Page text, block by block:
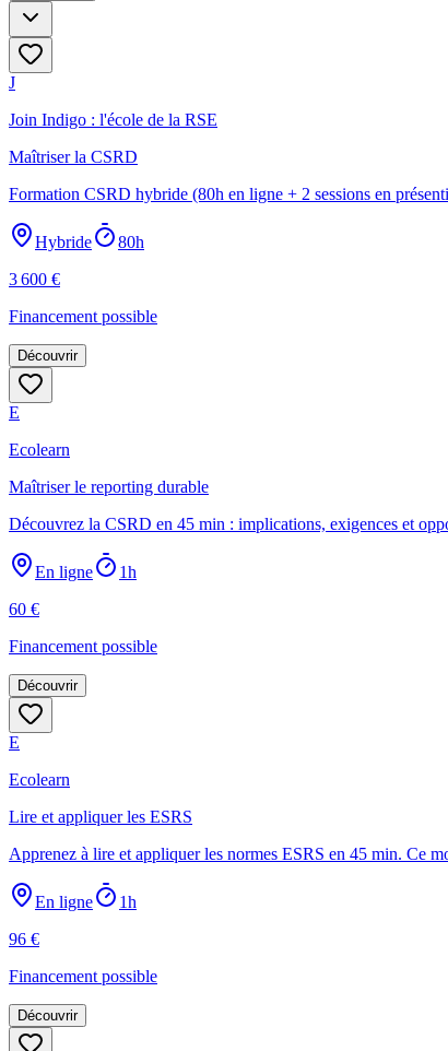
J
Join Indigo : l'école de la RSE
Maîtriser la CSRD
Formation CSRD hybride (80h en ligne + 2 sessions en
Hybride
80h
3 600 €
Financement possible
Découvrir
E
Ecolearn
Maîtriser le reporting durable
Découvrez la CSRD en 45 min : implications, exigences et
En ligne
1h
60 €
Financement possible
Découvrir
E
Ecolearn
Lire et appliquer les ESRS
Apprenez à lire et appliquer les normes ESRS en 45 min. Ce
En ligne
1h
96 €
Financement possible
Découvrir